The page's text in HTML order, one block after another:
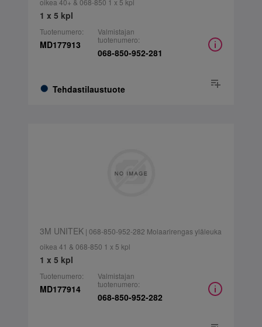
oikea 40+ & 068-850 1 x 5 kpl
1 x 5 kpl
Tuotenumero:
MD177913
Tehdastilaustuote
Valmistajan
tuotenumero:
068-850-952-281
3M UNITEK| 068-850-952-282 Molaarirengas yläleuka
oikea 41 & 068-850 1 x 5 kpl
1 x 5 kpl
Tuotenumero:
MD177914
Valmistajan
tuotenumero:
068-850-952-282